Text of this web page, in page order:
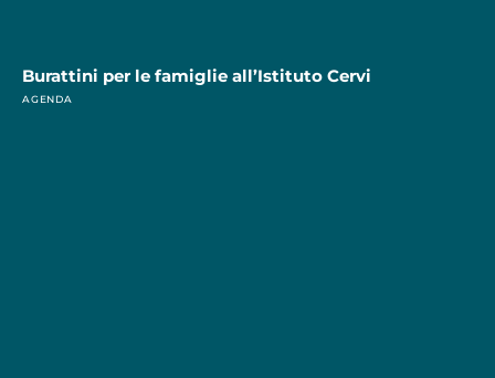
Burattini per le famiglie all’Istituto Cervi
AGENDA